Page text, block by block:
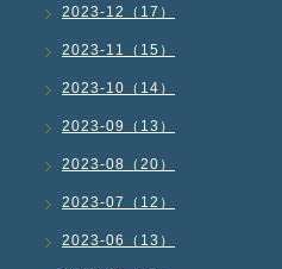
2023-12（17）
2023-11（15）
2023-10（14）
2023-09（13）
2023-08（20）
2023-07（12）
2023-06（13）